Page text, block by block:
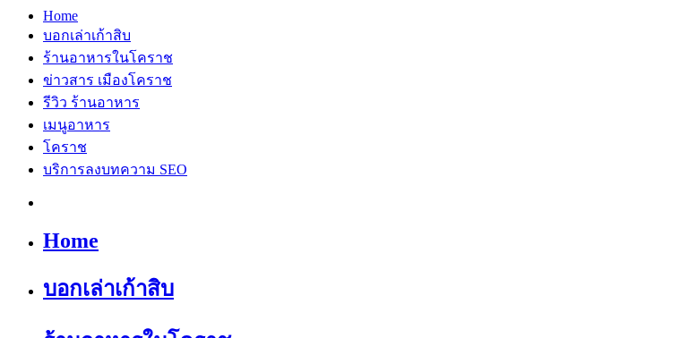
Home
บอกเล่าเก้าสิบ
ร้านอาหารในโคราช
ข่าวสาร เมืองโคราช
รีวิว ร้านอาหาร
เมนูอาหาร
โคราช
บริการลงบทความ SEO
Home
บอกเล่าเก้าสิบ